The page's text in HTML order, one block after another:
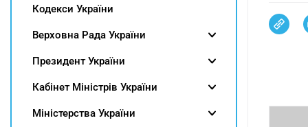
Кодекси України
Верховна Рада України
Президент України
Кабінет Міністрів України
Міністерства України